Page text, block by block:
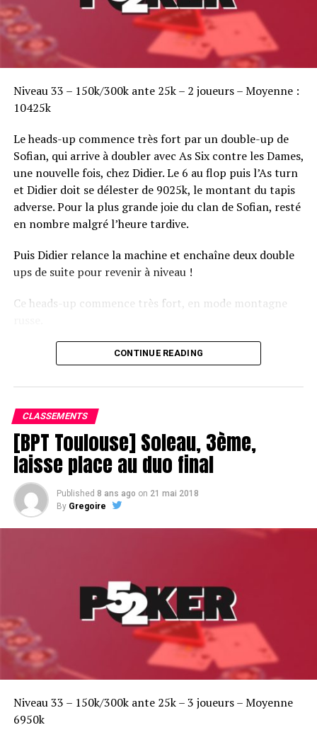
Niveau 33 – 150k/300k ante 25k – 2 joueurs – Moyenne :
10425k
Le heads-up commence très fort par un double-up de
Sofian, qui arrive à doubler avec As Six contre les Dames,
une nouvelle fois, chez Didier. Le 6 au flop puis l’As turn
et Didier doit se délester de 9025k, le montant du tapis
adverse. Pour la plus grande joie du clan de Sofian, resté
en nombre malgré l’heure tardive.
Puis Didier relance la machine et enchaîne deux double
ups de suite pour revenir à niveau !
Ce heads-up commence très fort, en mode montagne
Le champagne va réchauffer si les deux finalistes ne se décident pas !
CONTINUE READING
CLASSEMENTS
[BPT Toulouse] Soleau, 3ème,
laisse place au duo final
Published 8 ans ago on 21 mai 2018
By Gregoire
Niveau 33 – 150k/300k ante 25k – 3 joueurs – Moyenne
6950k